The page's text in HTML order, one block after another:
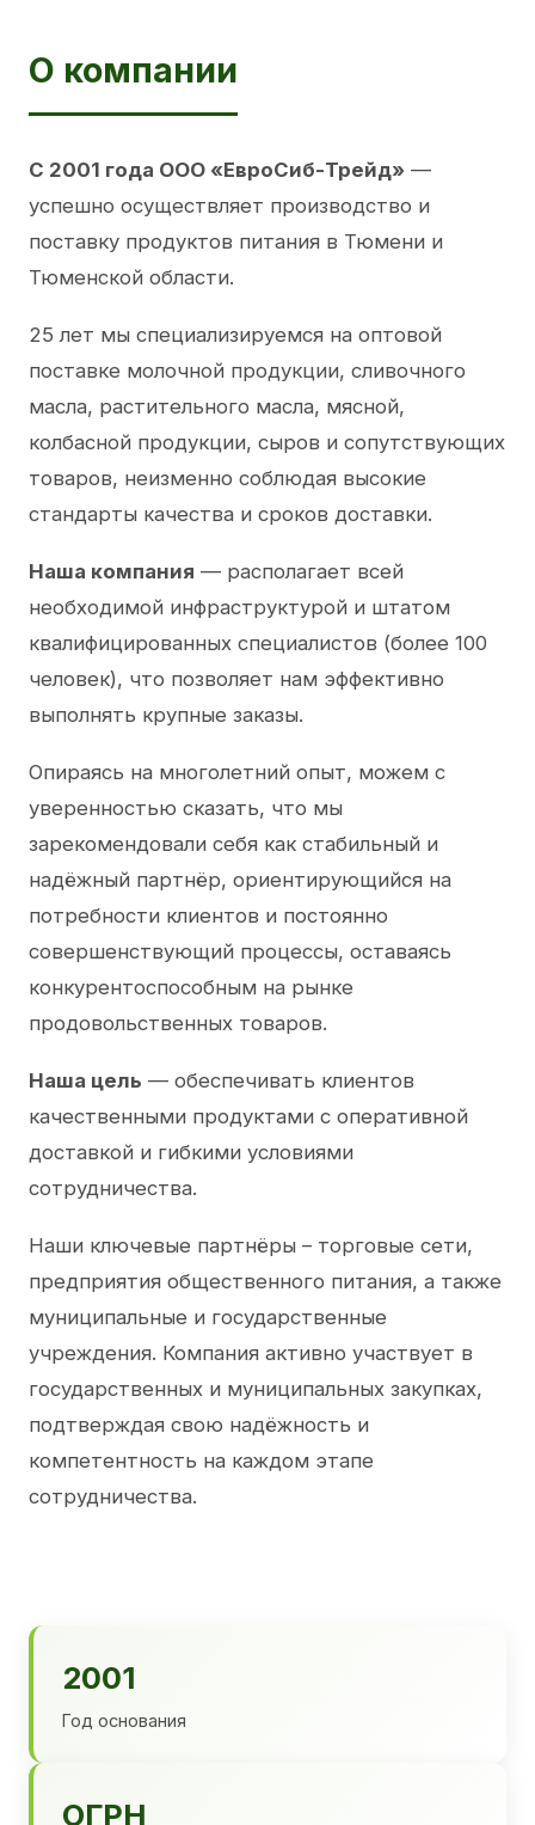
О компании
С 2001 года ООО «ЕвроСиб-Трейд» —
успешно осуществляет производство и
поставку продуктов питания в Тюмени и
Тюменской области.
25 лет мы специализируемся на оптовой
поставке молочной продукции, сливочного
масла, растительного масла, мясной,
колбасной продукции, сыров и сопутствующих
товаров, неизменно соблюдая высокие
стандарты качества и сроков доставки.
Наша компания — располагает всей
необходимой инфраструктурой и штатом
квалифицированных специалистов (более 100
человек), что позволяет нам эффективно
выполнять крупные заказы.
Опираясь на многолетний опыт, можем с
уверенностью сказать, что мы
зарекомендовали себя как стабильный и
надёжный партнёр, ориентирующийся на
потребности клиентов и постоянно
совершенствующий процессы, оставаясь
конкурентоспособным на рынке
продовольственных товаров.
Наша цель — обеспечивать клиентов
качественными продуктами с оперативной
доставкой и гибкими условиями
сотрудничества.
Наши ключевые партнёры – торговые сети,
предприятия общественного питания, а также
муниципальные и государственные
учреждения. Компания активно участвует в
государственных и муниципальных закупках,
подтверждая свою надёжность и
компетентность на каждом этапе
сотрудничества.
2001
Год основания
ОГРН